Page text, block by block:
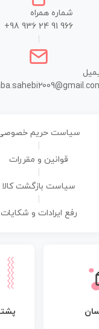
شماره همراه
+98 936 24 91 966
سیاست حریم
قوانین و مقررات
سیاست بازگشت کالا
رفع ایرادات و شکایات